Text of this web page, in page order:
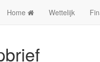
Home Wettelijk